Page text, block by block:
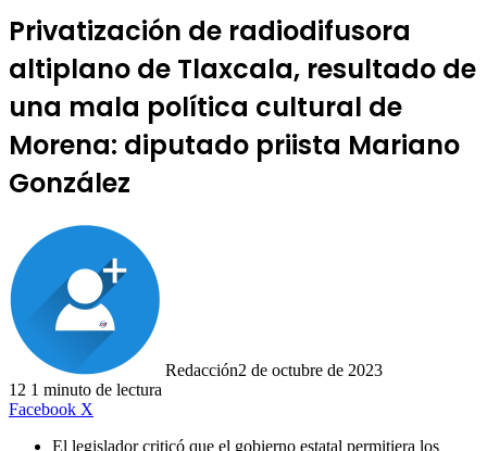
Privatización de radiodifusora
altiplano de Tlaxcala, resultado de
una mala política cultural de
Morena: diputado priista Mariano
González
Redacción2 de octubre de 2023
12 1 minuto de lectura
Facebook X
El legislador criticó que el gobierno estatal permitiera los